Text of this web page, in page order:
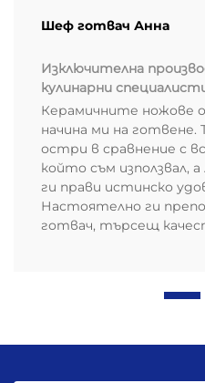
Шеф готвач Анна
Изключителна
кулинарни
Керамичните ножове
начина ми на
остри в сравнение с
който съм използвал,
ги прави истинско
Настоятелно ги
готвач, търсещ